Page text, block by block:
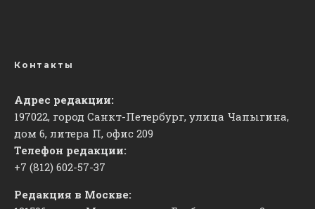
Контакты
Адрес редакции:
197022, город Санкт-Петербург, улица Чапыгина,
дом 6, литера П, офис 209
Телефон редакции:
+7 (812) 602-57-37
Редакция в Москве: